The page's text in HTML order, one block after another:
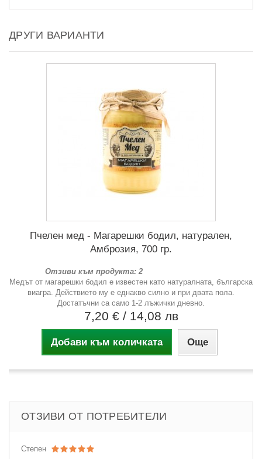
ДРУГИ ВАРИАНТИ
Пчелен мед - Магарешки бодил, натурален,
Амброзия, 700 гр.
Отзиви към продукта: 2
Медът от магарешки бодил е известен като натуралната, българска
виагра. Действието му е еднакво силно и при двата пола.
Достатъчни са само 1-2 лъжички дневно.
7,20 € / 14,08 лв
Добави към количката Още
ОТЗИВИ ОТ ПОТРЕБИТЕЛИ
Степен